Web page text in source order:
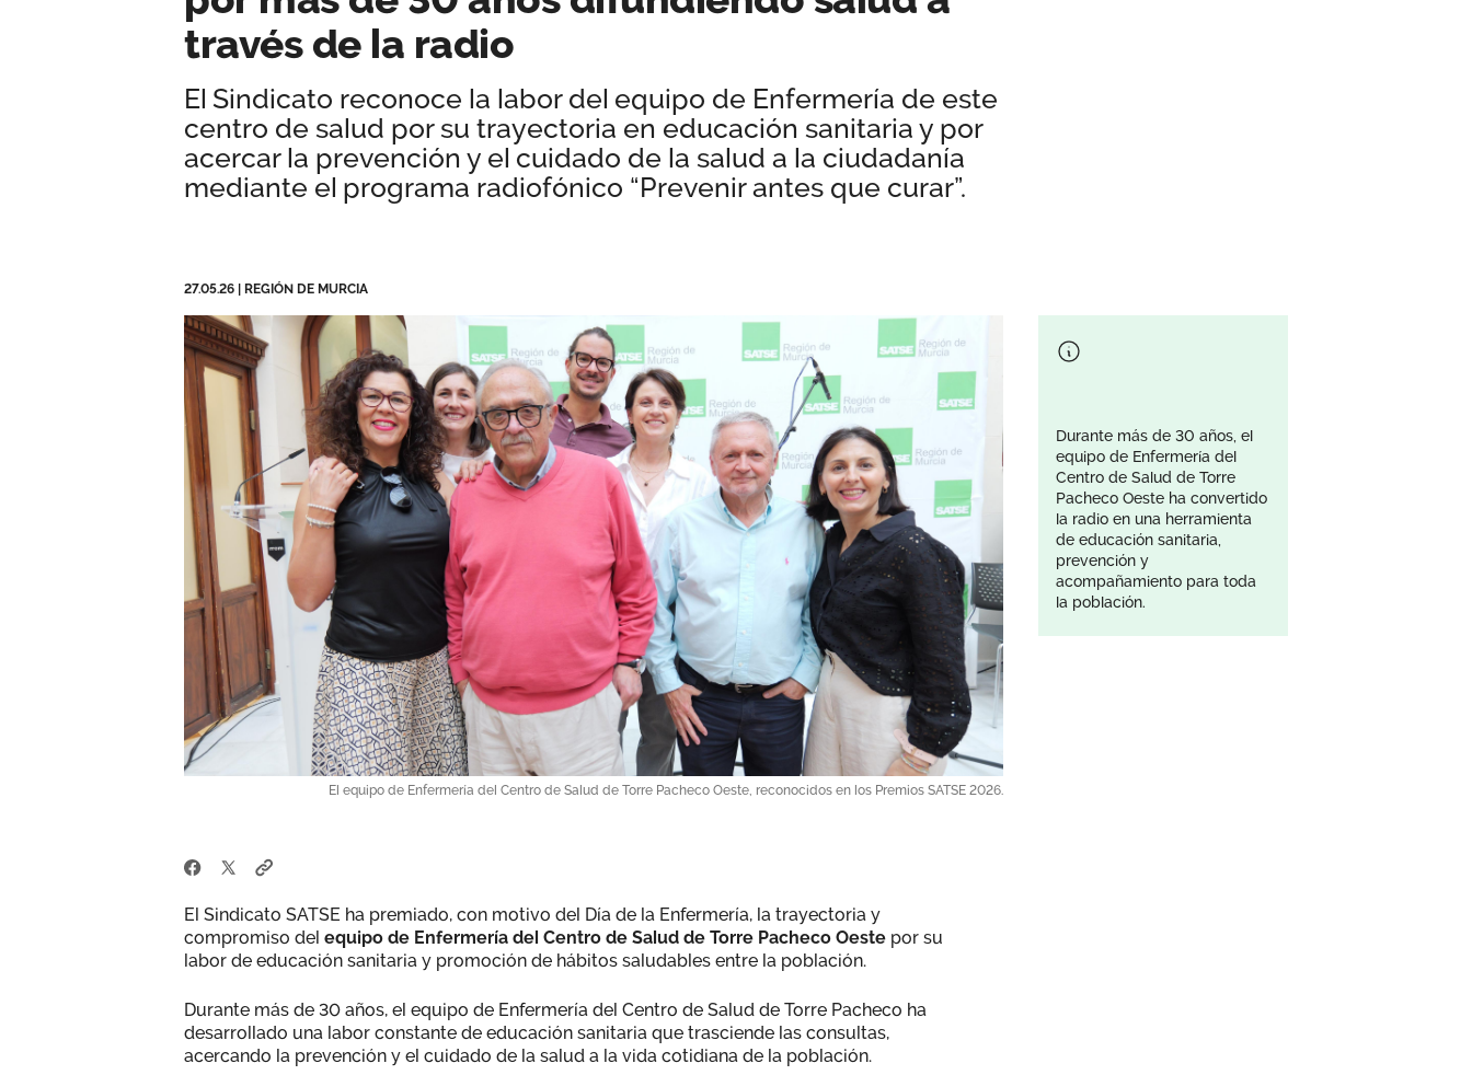
través de la radio
El Sindicato reconoce la labor del equipo de Enfermería de este
centro de salud por su trayectoria en educación sanitaria y por
acercar la prevención y el cuidado de la salud a la ciudadanía
mediante el programa radiofónico “Prevenir antes que curar”.
27.05.26 REGIÓN DE MURCIA
El equipo de Enfermería del Centro de Salud de Torre Pacheco Oeste, reconocidos en los Premios SATSE 2026.
El Sindicato SATSE ha premiado, con motivo del Día de la Enfermería, la trayectoria y
compromiso del equipo de Enfermería del Centro de Salud de Torre Pacheco Oeste por su
labor de educación sanitaria y promoción de hábitos saludables entre la población.
Durante más de 30 años, el equipo de Enfermería del Centro de Salud de Torre Pacheco ha
desarrollado una labor constante de educación sanitaria que trasciende las consultas,
acercando la prevención y el cuidado de la salud a la vida cotidiana de la población.
Durante más de 30 años, el
equipo de Enfermería del
Centro de Salud de Torre
Pacheco Oeste ha convertido
la radio en una herramienta
de educación sanitaria,
prevención y
acompañamiento para toda
la población.